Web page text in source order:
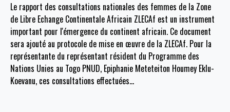
Le rapport des consultations nationales des femmes de la Zone
de Libre Echange Continentale Africain ZLECAf est un instrument
important pour l'émergence du continent africain. Ce document
sera ajouté au protocole de mise en œuvre de la ZLECAf. Pour la
représentante du représentant résident du Programme des
Nations Unies au Togo PNUD, Epiphanie Meteteiton Houmey Eklu-
Koevanu, ces consultations effectuées…